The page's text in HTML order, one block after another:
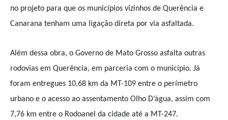
no projeto para que os municípios vizinhos de Querência e
Canarana tenham uma ligação direta por via asfaltada.
Além dessa obra, o Governo de Mato Grosso asfalta outras
rodovias em Querência, em parceria com o município. Já
foram entregues 10,68 km da MT-109 entre o perímetro
urbano e o acesso ao assentamento Olho D’água, assim com
7,76 km entre o Rodoanel da cidade até a MT-247.